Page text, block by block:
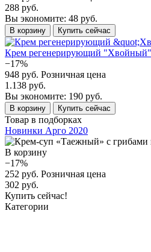
288 руб.
Вы экономите: 48 руб.
В корзину Купить сейчас
Крем регенерирующий
−17%
948 руб. Розничная цена
1.138 руб.
Вы экономите: 190 руб.
В корзину Купить сейчас
Товар в подборках
Новинки Арго 2020
В корзину
−17%
252 руб. Розничная цена
302 руб.
Купить сейчас!
Категории